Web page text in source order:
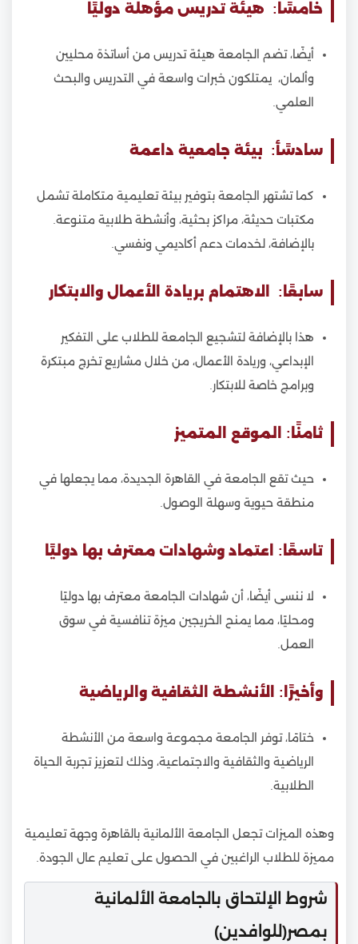
خامسًا: هيئة تدريس مؤهلة دوليًا
أيضًا، تضم الجامعة هيئة تدريس من أساتذة محليين
وألمان، يمتلكون خبرات واسعة في التدريس والبحث
العلمي.
سادسًأ: بيئة جامعية داعمة
كما تشتهر الجامعة بتوفير بيئة تعليمية متكاملة تشمل
مكتبات حديثة، مراكز بحثية، وأنشطة طلابية متنوعة.
بالإضافة، لخدمات دعم أكاديمي ونفسي.
سابعًا: الاهتمام بريادة الأعمال والابتكار
هذا بالإضافة لتشجيع الجامعة للطلاب على التفكير
الإبداعي، وريادة الأعمال، من خلال مشاريع تخرج مبتكرة
وبرامج خاصة للابتكار.
ثامنًا: الموقع المتميز
حيث تقع الجامعة في القاهرة الجديدة، مما يجعلها في
منطقة حيوية وسهلة الوصول.
تاسعًا: اعتماد وشهادات معترف بها دوليًا
لا ننسى أيضًا، أن شهادات الجامعة معترف بها دوليًا
ومحليًا، مما يمنح الخريجين ميزة تنافسية في سوق
العمل.
وأخيرًا: الأنشطة الثقافية والرياضية
ختامًا، توفر الجامعة مجموعة واسعة من الأنشطة
الرياضية والثقافية والاجتماعية، وذلك لتعزيز تجربة الحياة
الطلابية.
وهذه الميزات تجعل الجامعة الألمانية بالقاهرة وجهة تعليمية
مميزة للطلاب الراغبين في الحصول على تعليم عال الجودة.
شروط الإلتحاق بالجامعة الألمانية
بمصر(للوافدين)